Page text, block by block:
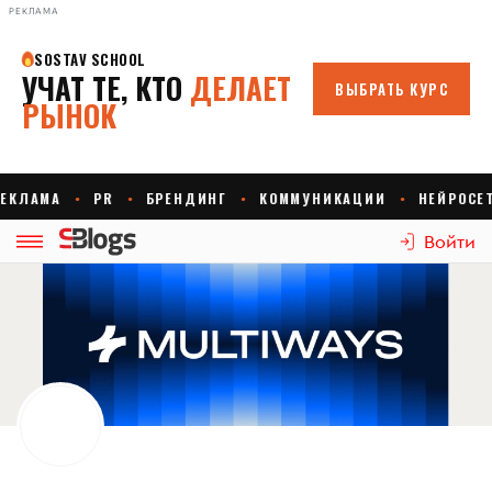
РЕКЛАМА
Войти